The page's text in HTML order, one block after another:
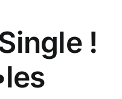
!